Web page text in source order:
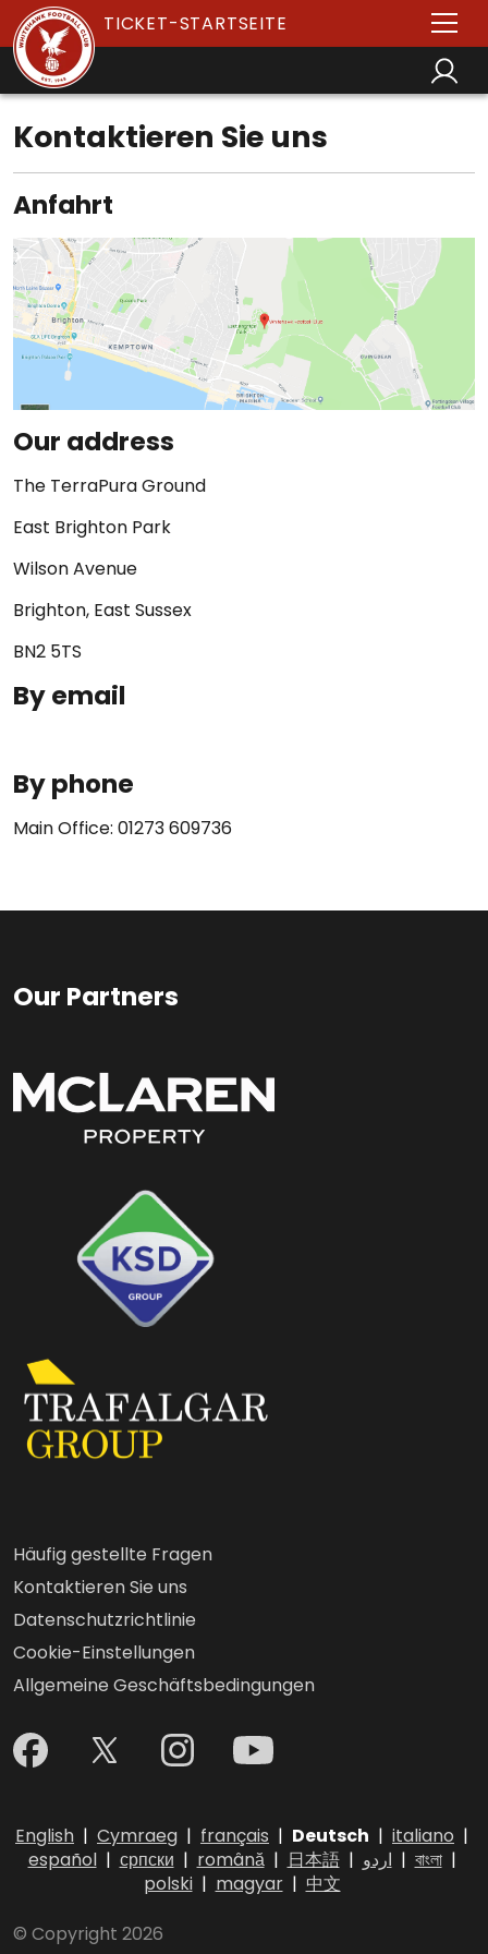
TICKET-STARTSEITE
Kontaktieren Sie uns
Anfahrt
Our address
The TerraPura Ground
East Brighton Park
Wilson Avenue
Brighton, East Sussex
BN2 5TS
By email
By phone
Main Office: 01273 609736
Häufig gestellte Fragen
Kontaktieren Sie uns
Datenschutzrichtlinie
Cookie-Einstellungen
Allgemeine Geschäftsbedingungen
Our Partners
English | Cymraeg | français | Deutsch | italiano |
español| српски | română| 日本語| اردو | বাংলা|
polski| magyar| 中文
© Copyright 2026